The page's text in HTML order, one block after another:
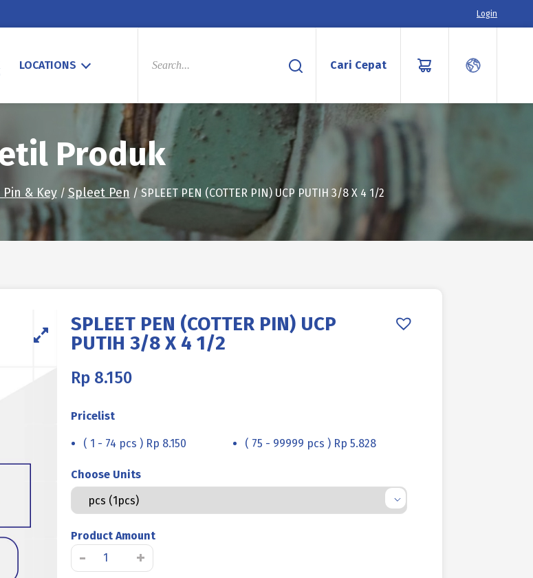
Login
LOCATIONS
PRODUCTS
Cari Cepat
Produk
Pin & Key/ Spleet Pen / SPLEET PEN (COTTER PIN) UCP PUTIH 3/8 X 4 1/2
SPLEET PEN (COTTER PIN) UCP
PUTIH 3/8 X 4 1/2
Rp 8.150
Pricelist
( 1 - 74 pcs ) Rp 8.150 ( 75 - 99999 pcs ) Rp 5.828
Choose Units
Product Amount
-
Kuantitas
SPLEET
+